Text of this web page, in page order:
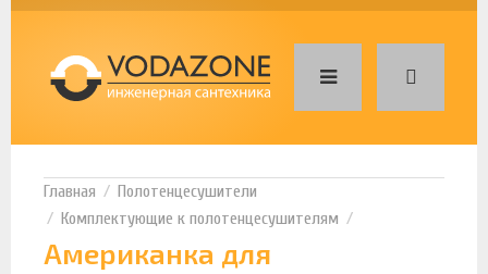
Полотенцесушители
Комплектующие к полотенцесушителям
Американка для